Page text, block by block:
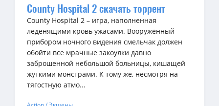
County Hospital 2 скачать торрент
County Hospital 2 – игра, наполненная
леденящими кровь ужасами. Вооружённый
прибором ночного видения смельчак должен
обойти все мрачные закоулки давно
заброшенной небольшой больницы, кишащей
жуткими монстрами. К тому же, несмотря на
тягостную атмо...